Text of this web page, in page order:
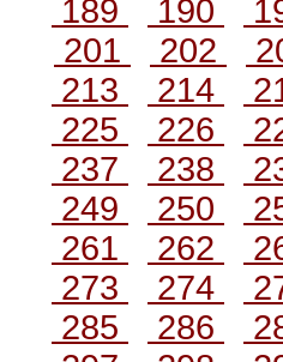
189 190
201
202
213
214
225
226
237
238
249
250
261
262
273
274
285
286